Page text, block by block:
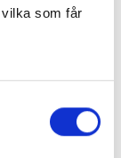
som får
flera meter
menar
hela den tid
eller något
till att